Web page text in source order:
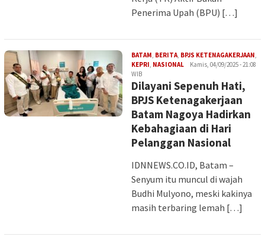
Penerima Upah (BPU) […]
BATAM, BERITA, BPJS KETENAGAKERJAAN,
KEPRI, NASIONALImanKamis, 04/09/2025 - 21:08
WIB
Dilayani Sepenuh Hati,
BPJS Ketenagakerjaan
Batam Nagoya Hadirkan
Kebahagiaan di Hari
Pelanggan Nasional
IDNNEWS.CO.ID, Batam –
Senyum itu muncul di wajah
Budhi Mulyono, meski kakinya
masih terbaring lemah […]